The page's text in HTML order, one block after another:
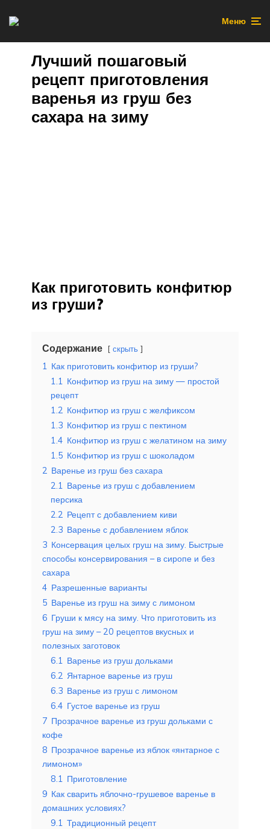
Меню
Лучший пошаговый
рецепт приготовления
варенья из груш без
сахара на зиму
Как приготовить конфитюр
из груши?
Содержание скрыть
1 Как приготовить конфитюр из груши?
1.1 Конфитюр из груш на зиму — простой
рецепт
1.2 Конфитюр из груш с желфиксом
1.3 Конфитюр из груш с пектином
1.4 Конфитюр из груш с желатином на зиму
1.5 Конфитюр из груш с шоколадом
2 Варенье из груш без сахара
2.1 Варенье из груш с добавлением
персика
2.2 Рецепт с добавлением киви
2.3 Варенье с добавлением яблок
3 Консервация целых груш на зиму. Быстрые
способы консервирования – в сиропе и без
сахара
4 Разрешенные варианты
5 Варенье из груш на зиму с лимоном
6 Груши к мясу на зиму. Что приготовить из
груш на зиму – 20 рецептов вкусных и
полезных заготовок
6.1 Варенье из груш дольками
6.2 Янтарное варенье из груш
6.3 Варенье из груш с лимоном
6.4 Густое варенье из груш
7 Прозрачное варенье из груш дольками с
кофе
8 Прозрачное варенье из яблок «янтарное с
лимоном»
8.1 Приготовление
9 Как сварить яблочно-грушевое варенье в
домашних условиях?
9.1 Традиционный рецепт